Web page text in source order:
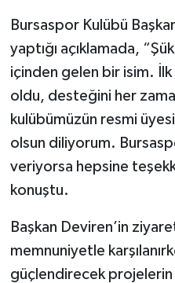
Bursaspor Kulübü
yaptığı açıklamada,
içinden gelen bir isim. İlk
oldu, desteğini her
kulübümüzün resmi
olsun diliyorum.
veriyorsa hepsine
konuştu.
Başkan Deviren’in
memnuniyetle
güçlendirecek